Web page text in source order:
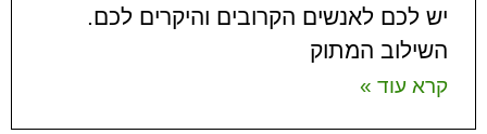
יש לכם לאנשים הקרובים והיקרים לכם.
השילוב המתוק
קרא עוד »